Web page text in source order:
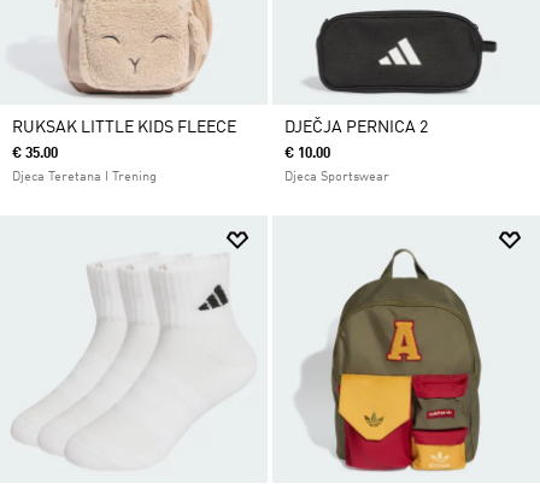
RUKSAK LITTLE KIDS FLEECE
€ 35.00
Djeca Teretana I Trening
DJEČJA PERNICA 2
€ 10.00
Djeca Sportswear